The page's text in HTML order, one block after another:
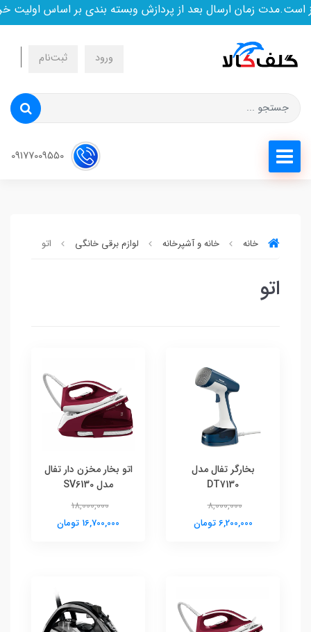
زمان ارسال بعد از پردازش وبسته بندی بر اساس اولیت
ورود ثبت‌نام
خانه خانه و آشپرخانه لوازم برقی خانگی اتو
اتو
بخارگر تفال مدل
DT7130
8,000,000
6,200,000 تومان
اتو بخار مخزن دار تفال
مدل SV6130
18,000,000
16,700,000 تومان